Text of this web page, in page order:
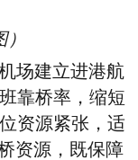
场建立进港航
靠桥率，缩短
资源紧张，适
资源，既保障